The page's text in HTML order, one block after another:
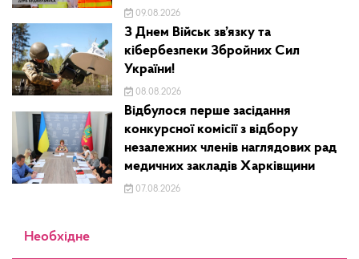
09.08.2026
З Днем Військ зв’язку та
кібербезпеки Збройних Сил
України!
08.08.2026
Відбулося перше засідання
конкурсної комісії з відбору
незалежних членів наглядових рад
медичних закладів Харківщини
07.08.2026
Необхідне